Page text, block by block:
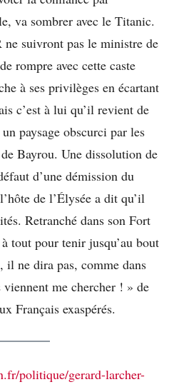
va sombrer avec le Titanic.
suivront pas le ministre de
rompre avec cette caste
à ses privilèges en écartant
c’est à lui qu’il revient de
paysage obscurci par les
Bayrou. Une dissolution de
d’une démission du
de l’Élysée a dit qu’il
Retranché dans son Fort
tout pour tenir jusqu’au bout
il ne dira pas, comme dans
me chercher ! » de
Français exaspérés.
politique/gerard-larcher-